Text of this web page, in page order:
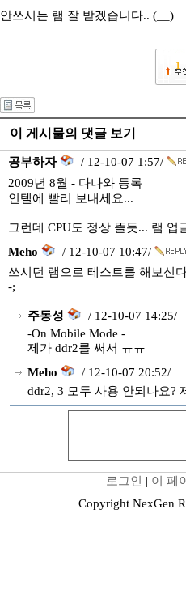
안쓰시는 램 잘 받겠습니다.. (__)
1
이 게시물의 댓글 보기
공부하자
/ 12-10-07 1:57/
2009년 8월 - 다나와 등록
인텔에 빨리 보내세요...
그런데 CPU도 정상 뜰듯... 램 업
Meho
/ 12-10-07 10:47/
쓰시던 램으로 테스트를 해보신
-;
주동성
/ 12-10-07 14:25/
-On Mobile Mode -
제가 ddr2를 써서 ㅠㅠ
Meho
/ 12-10-07 20:52/
ddr2, 3 모두 사용 안되나요?
로그인 | 이 페
Copyright NexGen